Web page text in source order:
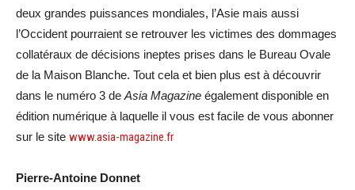
deux grandes puissances mondiales, l’Asie mais aussi
l’Occident pourraient se retrouver les victimes des dommages
collatéraux de décisions ineptes prises dans le Bureau Ovale
de la Maison Blanche. Tout cela et bien plus est à découvrir
dans le numéro 3 de Asia Magazine également disponible en
édition numérique à laquelle il vous est facile de vous abonner
sur le site www.asia-magazine.fr
Pierre-Antoine Donnet